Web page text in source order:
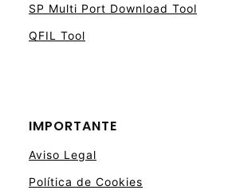
SP Multi Port Download Tool
QFIL Tool
IMPORTANTE
Aviso Legal
Política de Cookies